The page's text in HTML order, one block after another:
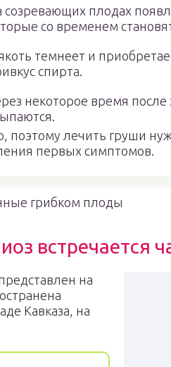
созревающих плодах
со временем
темнеет и
спирта.
некоторое время
поэтому лечить груши
первых симптомов.
грибком плоды
встречается
на
Кавказа, на